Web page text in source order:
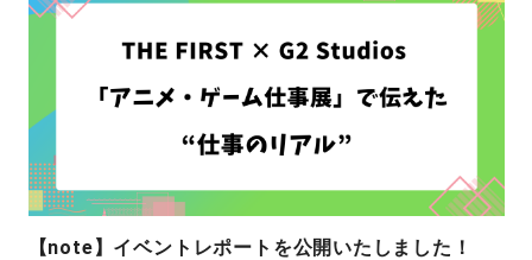
【note】イベントレポートを公開いたしました！